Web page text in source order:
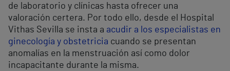
de laboratorio y clínicas hasta ofrecer una
valoración certera. Por todo ello, desde el Hospital
Vithas Sevilla se insta a acudir a los especialistas en
ginecología y obstetricia cuando se presentan
anomalías en la menstruación así como dolor
incapacitante durante la misma.